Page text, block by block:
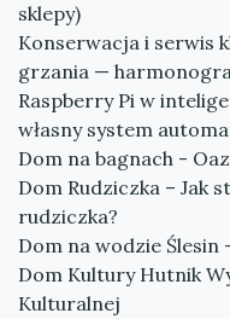
sklepy)
Konserwacja i serwis
grzania —
Raspberry Pi w
własny system
Dom na bagnach -
Dom Rudziczka – Jak
rudziczka?
Dom na wodzie
Dom Kultury Hutnik
Kulturalnej